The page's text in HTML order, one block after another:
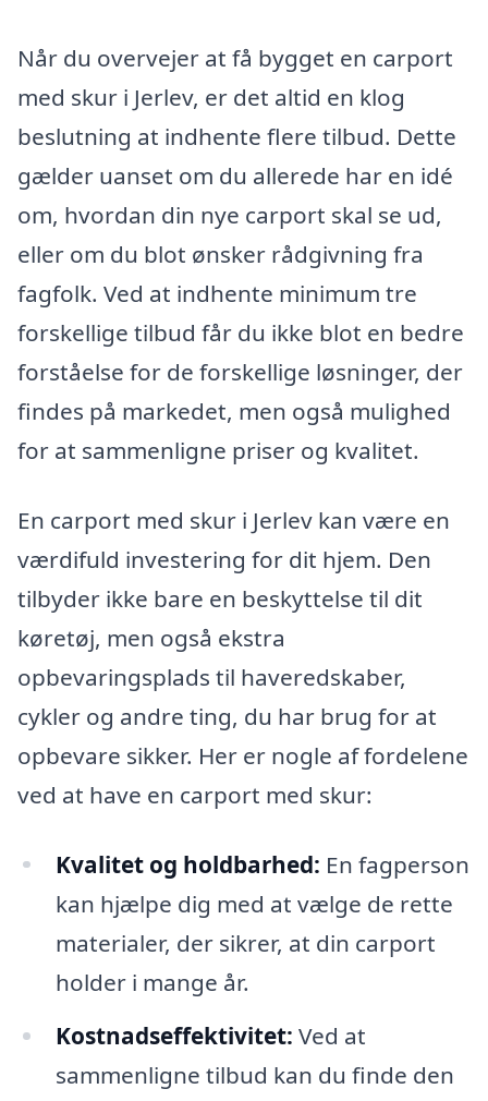
Når du overvejer at få bygget en carport
med skur i Jerlev, er det altid en klog
beslutning at indhente flere tilbud. Dette
gælder uanset om du allerede har en idé
om, hvordan din nye carport skal se ud,
eller om du blot ønsker rådgivning fra
fagfolk. Ved at indhente minimum tre
forskellige tilbud får du ikke blot en bedre
forståelse for de forskellige løsninger, der
findes på markedet, men også mulighed
for at sammenligne priser og kvalitet.
En carport med skur i Jerlev kan være en
værdifuld investering for dit hjem. Den
tilbyder ikke bare en beskyttelse til dit
køretøj, men også ekstra
opbevaringsplads til haveredskaber,
cykler og andre ting, du har brug for at
opbevare sikker. Her er nogle af fordelene
ved at have en carport med skur:
Kvalitet og holdbarhed: En fagperson
kan hjælpe dig med at vælge de rette
materialer, der sikrer, at din carport
holder i mange år.
Kostnadseffektivitet: Ved at
sammenligne tilbud kan du finde den